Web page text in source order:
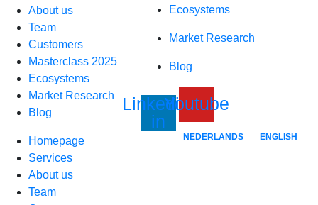
Ecosystems
Market Research
Blog
Linkedin-
in
Youtube
NEDERLANDS ENGLISH
About us
Team
Customers
Masterclass 2025
Ecosystems
Market Research
Blog
Homepage
Services
About us
Team